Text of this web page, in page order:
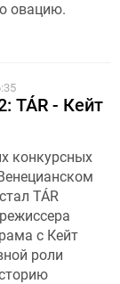
овацию.
TÁR - Кейт
конкурсных
TÁR
с Кейт
роли